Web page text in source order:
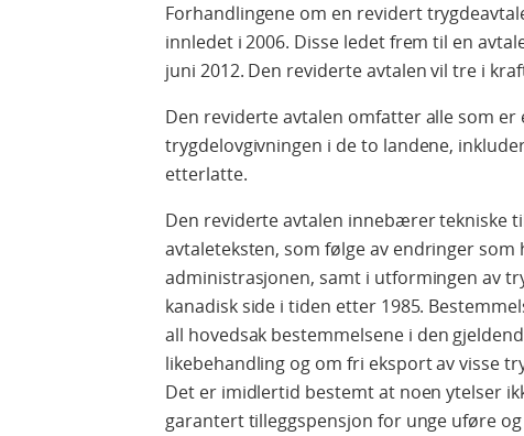
Forhandlingene om en revidert
innledet i 2006. Disse ledet frem til en
juni 2012. Den reviderte avtalen vil tre i
Den reviderte avtalen omfatter alle som
trygdelovgivningen i de to landene,
etterlatte.
Den reviderte avtalen innebærer tekniske
avtaleteksten, som følge av endringer som
administrasjonen, samt i utformingen av
kanadisk side i tiden etter 1985.
all hovedsak bestemmelsene i den
likebehandling og om fri eksport av visse
Det er imidlertid bestemt at noen ytelser
garantert tilleggspensjon for unge uføre